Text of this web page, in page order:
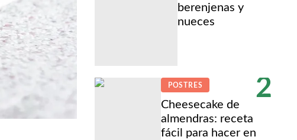
berenjenas y
nueces
2
POSTRES
Cheesecake de
almendras: receta
fácil para hacer en